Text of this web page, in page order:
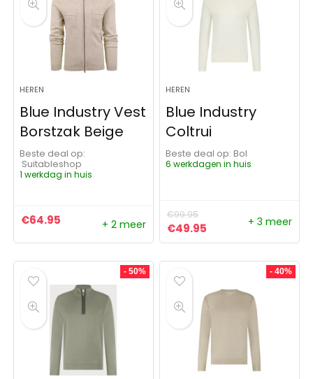
HEREN
Blue Industry Vest
Borstzak Beige
Beste deal op:
Suitableshop
1 werkdag in huis
€64.95 + 2 meer
HEREN
Blue Industry
Coltrui
Beste deal op:
Bol
6 werkdagen in huis
€99.95
Oorspronkelijke prijs
€49.95 Huidige prijs is:
+ 3 meer
- 50% - 40%